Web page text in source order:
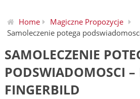
Home
Magiczne Propozycje
Samoleczenie potega
SAMOLECZENIE
PODSWIADOMOSCI –
FINGERBILD